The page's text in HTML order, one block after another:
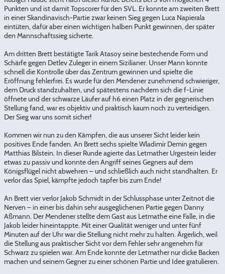
Punkten und ist damit Topscorer für den SVL. Er konnte am zweiten Brett
in einer Skandinavisch-Partie zwar keinen Sieg gegen Luca Napierala
eintüten, dafür aber einen wichtigen halben Punkt gewinnen, der später
den Mannschaftssieg sicherte.
Am dritten Brett bestätigte Tarik Atasoy seine bestechende Form und
Schärfe gegen Detlev Zuleger in einem Sizilianer. Unser Mann konnte
schnell die Kontrolle über das Zentrum gewinnen und spielte die
Eröffnung fehlerfrei. Es wurde für den Mendener zunehmend schwieriger,
dem Druck standzuhalten, und spätestens nachdem sich die f-Linie
öffnete und der schwarze Läufer auf h6 einen Platz in der gegnerischen
Stellung fand, war es objektiv und praktisch kaum noch zu verteidigen.
Der Sieg war uns somit sicher!
Kommen wir nun zu den Kämpfen, die aus unserer Sicht leider kein
positives Ende fanden. An Brett sechs spielte Wladimir Demin gegen
Matthias Bilstein. In dieser Runde agierte das Letmather Urgestein leider
etwas zu passiv und konnte den Angriff seines Gegners auf dem
Königsflügel nicht abwehren – und schließlich auch nicht standhalten. Er
verlor das Spiel, kämpfte jedoch tapfer bis zum Ende!
An Brett vier verlor Jakob Schmidt in der Schlussphase unter Zeitnot die
Nerven – in einer bis dahin sehr ausgeglichenen Partie gegen Danny
Aßmann. Der Mendener stellte dem Gast aus Letmathe eine Falle, in die
Jakob leider hineintappte. Mit einer Qualität weniger und unter fünf
Minuten auf der Uhr war die Stellung nicht mehr zu halten. Ärgerlich, weil
die Stellung aus praktischer Sicht vor dem Fehler sehr angenehm für
Schwarz zu spielen war. Am Ende konnte der Letmather nur dicke Backen
machen und seinem Gegner zu einer schönen Partie und Idee gratulieren.